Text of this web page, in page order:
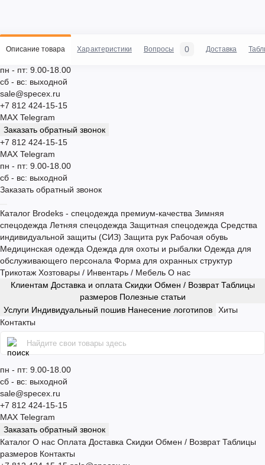
пн - пт: 9.00-18.00
сб - вс: выходной
sale@specex.ru
+7 812 424-15-15
MAX Telegram
Заказать обратный звонок
+7 812 424-15-15
MAX Telegram
пн - пт: 9.00-18.00
сб - вс: выходной
Заказать обратный звонок
Каталог Brodeks - спецодежда премиум-качества Зимняя
спецодежда Летняя спецодежда Защитная спецодежда Средства
индивидуальной защиты (СИЗ) Защита рук Рабочая обувь
Медицинская одежда Одежда для охоты и рыбалки Одежда для
обслуживающего персонала Форма для охранных структур
Трикотаж Хозтовары / Инвентарь / Мебель О нас
Клиентам Доставка и оплата Скидки Обмен / ВозвратТаблицы
размеров Полезные статьи
Услуги Индивидуальный пошив Нанесение логотипов
Хиты
Контакты
пн - пт: 9.00-18.00
сб - вс: выходной
sale@specex.ru
+7 812 424-15-15
MAX Telegram
Заказать обратный звонок
Каталог О нас Оплата Доставка Скидки Обмен / Возврат Таблицы
размеров Контакты
Описание товара Характеристики Вопросы 0 Доставка